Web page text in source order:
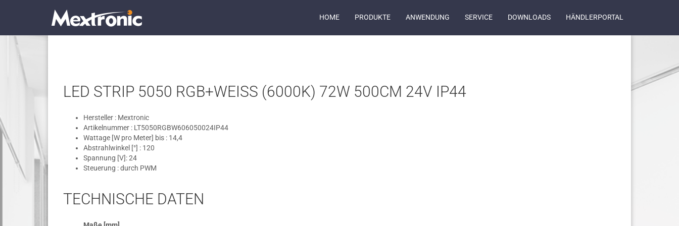
HOME PRODUKTE ANWENDUNG SERVICE DOWNLOADS HÄNDLERPORTAL
LED STRIP 5050 RGB+WEISS (6000K) 72W 500CM 24V IP44
Hersteller : Mextronic
Artikelnummer : LT5050RGBW606050024IP44
Wattage [W pro Meter] bis : 14,4
Abstrahlwinkel [°] : 120
Spannung [V]: 24
Steuerung : durch PWM
TECHNISCHE DATEN